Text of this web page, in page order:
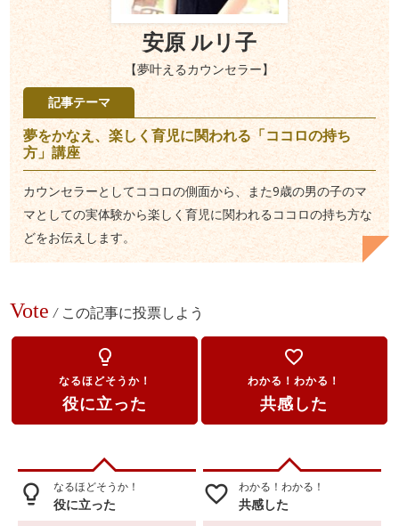
安原 ルリ子
【夢叶えるカウンセラー】
記事テーマ
夢をかなえ、楽しく育児に関われる「ココロの持ち
方」講座
カウンセラーとしてココロの側面から、また9歳の男の子のマ
マとしての実体験から楽しく育児に関われるココロの持ち方な
どをお伝えします。
Vote / この記事に投票しよう
lightbulb_outline
なるほどそうか！
役に立った
favorite_border
わかる！わかる！
共感した
lightbulb_outline なるほどそうか！
役に立った favorite_border わかる！わかる！
共感した